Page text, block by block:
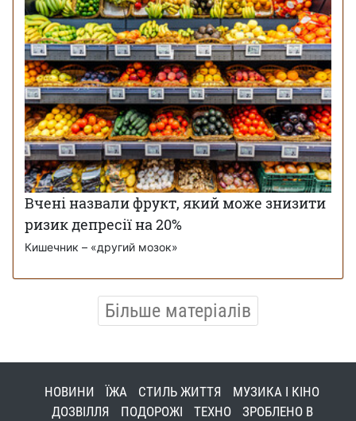
Вчені назвали фрукт, який може знизити
ризик депресії на 20%
Кишечник – «другий мозок»
Більше матеріалів
НОВИНИ ЇЖА СТИЛЬ ЖИТТЯ
МУЗИКА І КІНО
ДОЗВІЛЛЯ
ПОДОРОЖІ ТЕХНО
ЗРОБЛЕНО В